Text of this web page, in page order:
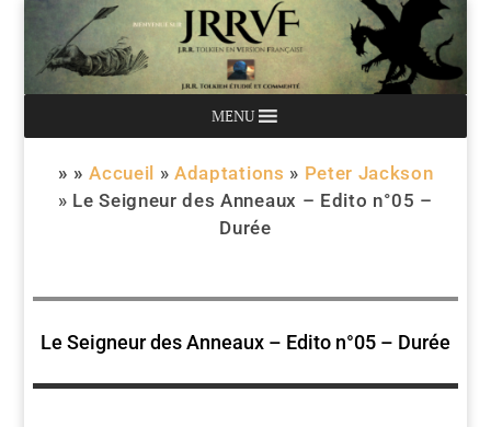
MENU
» » Accueil »Adaptations » Peter Jackson
» Le Seigneur des Anneaux – Edito n°05 –
Durée
Le Seigneur des Anneaux – Edito n°05 – Durée